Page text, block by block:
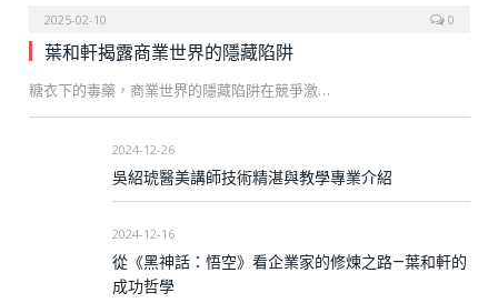
2025-02-10 0
葉和軒揭露商業世界的隱藏陷阱
糖衣下的毒藥，商業世界的隱藏陷阱在競爭激…
2024-12-26
吳紹琥醫美講師技術精湛與教學專業介紹
2024-12-16
從《黑神話：悟空》看企業家的修煉之路—葉和軒的
成功哲學